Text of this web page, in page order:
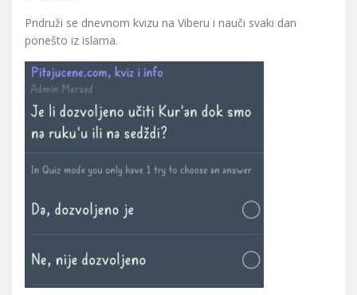
Pridruži se dnevnom kvizu na Viberu i nauči svaki dan
ponešto iz islama.